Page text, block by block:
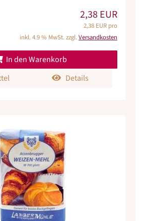
2,38 EUR
2,38 EUR pro
inkl. 4.9 % MwSt. zzgl.Versandkosten
In den Warenkorb
Details